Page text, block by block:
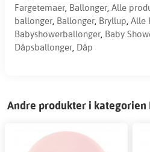
Fargetemaer, Ballonger, Alle
ballonger, Ballonger, Bryllup, Alle
Babyshowerballonger, Baby
Dåpsballonger, Dåp
Andre produkter i